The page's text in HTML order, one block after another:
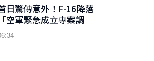
日驚傳意外！F-16降落
空軍緊急成立專案調